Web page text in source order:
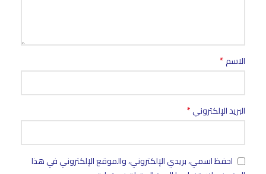
الاسم*
البريد الإلكتروني*
احفظ اسمي، بريدي الإلكتروني، والموقع الإلكتروني في هذا